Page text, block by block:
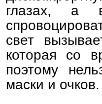
глазах, а
свет
которая со
поэтому
маски и очков.